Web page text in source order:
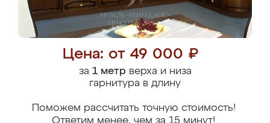
Цена: от 49 000 ₽
за 1 метрверха и низа
гарнитура в длину
Поможем рассчитать точную стоимость!
Ответим менее, чем за 15 минут!